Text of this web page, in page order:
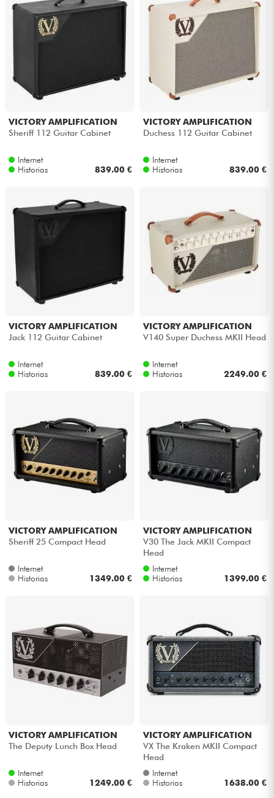
VICTORY AMPLIFICATION
Sheriff 112 Guitar Cabinet
Internet
Historias
839.00 €
VICTORY AMPLIFICATION
Duchess 112 Guitar Cabinet
Internet
Historias
839.00 €
VICTORY AMPLIFICATION
Jack 112 Guitar Cabinet
Internet
Historias
839.00 €
VICTORY AMPLIFICATION
V140 Super Duchess MKII Head
Internet
Historias
2249.00 €
VICTORY AMPLIFICATION
Sheriff 25 Compact Head
Internet
Historias
1349.00 €
VICTORY AMPLIFICATION
V30 The Jack MKII Compact
Head
Internet
Historias
1399.00 €
VICTORY AMPLIFICATION
The Deputy Lunch Box Head
Internet
Historias
1249.00 €
VICTORY AMPLIFICATION
VX The Kraken MKII Compact
Head
Internet
Historias
1638.00 €